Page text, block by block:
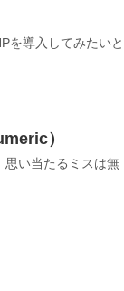
を導入してみたいと
）
思い当たるミスは無